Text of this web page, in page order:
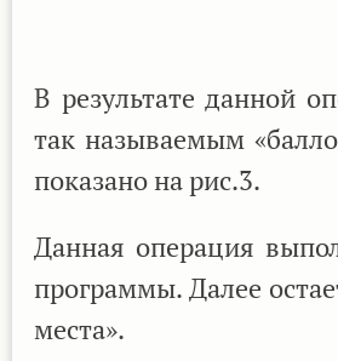
В результате данной
так называемым
показано на рис.3.
Данная операция
программы. Далее
места».